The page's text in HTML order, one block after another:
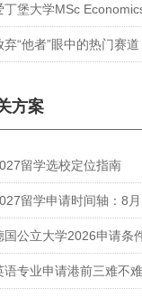
份Offer
丁堡大学MSc
弃“他者”眼中的热门赛
方案
留学选校定位指南
留学申请时间轴：8
英、美、澳、港申请全攻
国公立大学2026申请条
语专业申请港前三难不